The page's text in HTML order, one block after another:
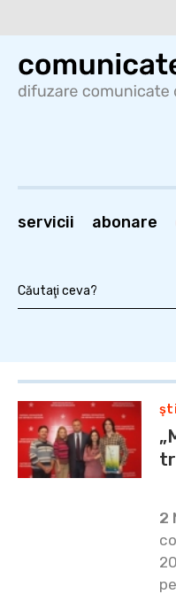
servicii abonare
2